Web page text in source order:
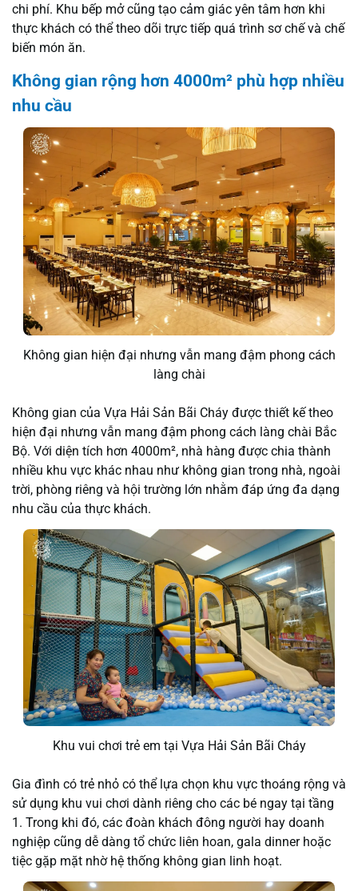
chi phí. Khu bếp mở cũng tạo cảm giác yên tâm hơn khi
thực khách có thể theo dõi trực tiếp quá trình sơ chế và chế
biến món ăn.
Không gian rộng hơn 4000m² phù hợp nhiều
nhu cầu
Không gian hiện đại nhưng vẫn mang đậm phong cách
làng chài
Không gian của Vựa Hải Sản Bãi Cháy được thiết kế theo
hiện đại nhưng vẫn mang đậm phong cách làng chài Bắc
Bộ. Với diện tích hơn 4000m², nhà hàng được chia thành
nhiều khu vực khác nhau như không gian trong nhà, ngoài
trời, phòng riêng và hội trường lớn nhằm đáp ứng đa dạng
nhu cầu của thực khách.
Khu vui chơi trẻ em tại Vựa Hải Sản Bãi Cháy
Gia đình có trẻ nhỏ có thể lựa chọn khu vực thoáng rộng và
sử dụng khu vui chơi dành riêng cho các bé ngay tại tầng
1. Trong khi đó, các đoàn khách đông người hay doanh
nghiệp cũng dễ dàng tổ chức liên hoan, gala dinner hoặc
tiệc gặp mặt nhờ hệ thống không gian linh hoạt.